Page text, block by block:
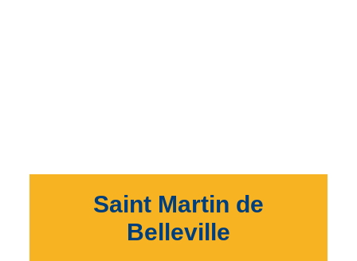
Saint Martin de
Belleville